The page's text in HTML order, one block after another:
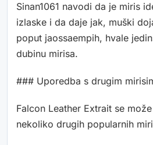
Sinan1061 navodi da je miris
izlaske i da daje jak, muški
poput jaossaempih, hvale
dubinu mirisa.
### Uporedba s drugim
Falcon Leather Extrait se
nekoliko drugih popularnih